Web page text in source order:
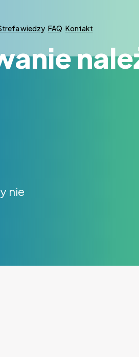
wiedzy FAQ Kontakt
nie